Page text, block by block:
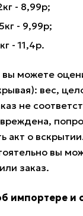
- 8,99р;
- 9,99р;
- 11,4р.
можете
вес,
не
акт о
вы
заказ.
импортере и